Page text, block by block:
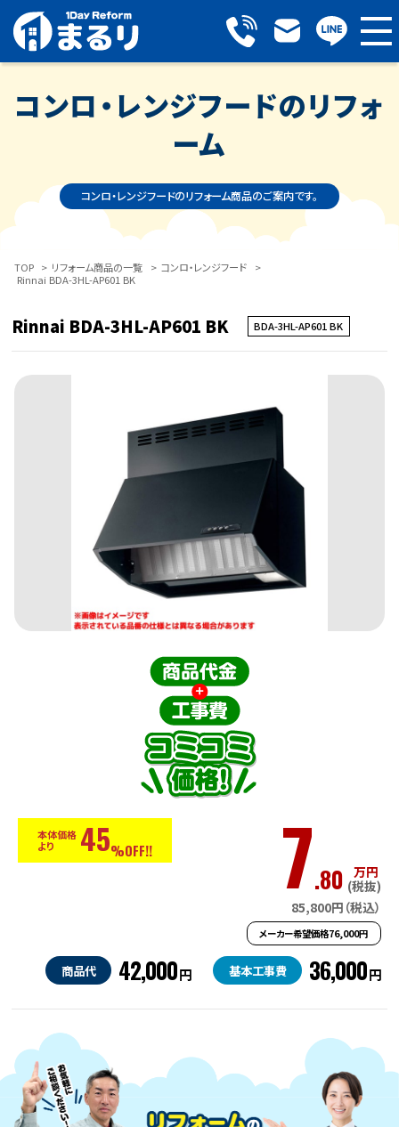
コンロ・レンジフードのリフォ
ーム
コンロ・レンジフードのリフォーム商品のご案内です。
TOP > リフォーム商品の一覧 > コンロ・レンジフード
>
Rinnai BDA-3HL-AP601 BK
Rinnai BDA-3HL-AP601 BK BDA-3HL-AP601 BK
本体価格
より
45%OFF!! 7.80 万円
(税抜)
85,800円（税込）
メーカー希望価格76,000円
商品代 42,000円 基本工事費 36,000円